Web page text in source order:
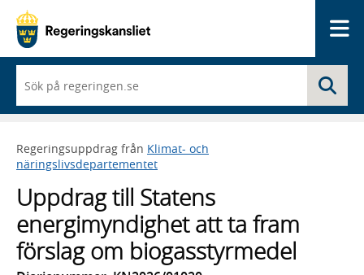
du
börjar
skriva
framträder
en
med
sökförslag
Regeringsuppdrag från Klimat- och
näringslivsdepartementet
Uppdrag till Statens
energimyndighet att ta fram
förslag om biogasstyrmedel